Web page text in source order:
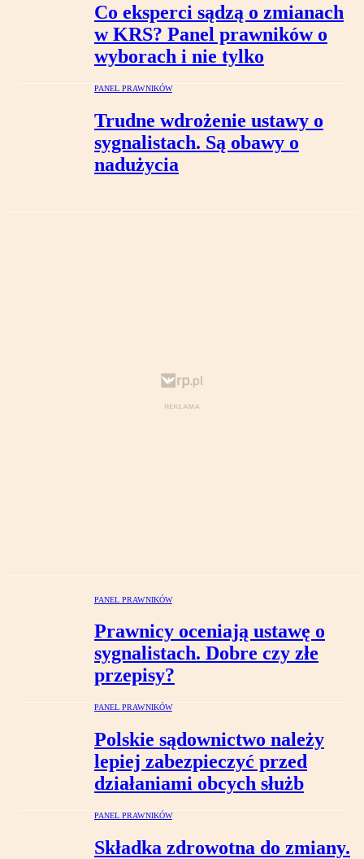
Co eksperci sądzą o zmianach
w KRS? Panel prawników o
wyborach i nie tylko
PANEL PRAWNIKÓW
Trudne wdrożenie ustawy o
sygnalistach. Są obawy o
nadużycia
PANEL PRAWNIKÓW
Prawnicy oceniają ustawę o
sygnalistach. Dobre czy złe
przepisy?
PANEL PRAWNIKÓW
Polskie sądownictwo należy
lepiej zabezpieczyć przed
działaniami obcych służb
PANEL PRAWNIKÓW
Składka zdrowotna do zmiany.